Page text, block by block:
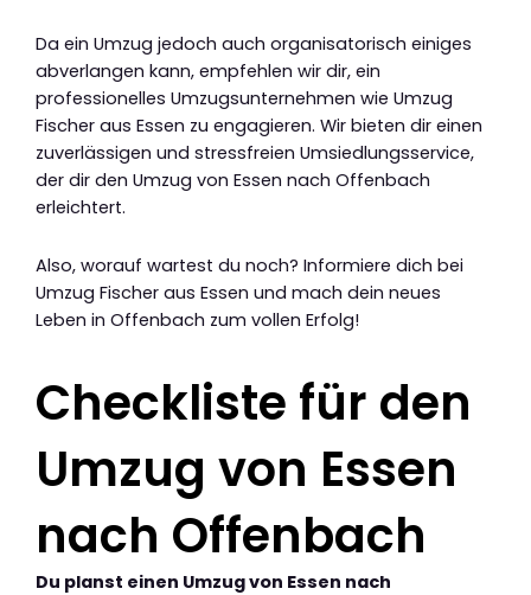
Da ein Umzug jedoch auch organisatorisch einiges
abverlangen kann, empfehlen wir dir, ein
professionelles Umzugsunternehmen wie Umzug
Fischer aus Essen zu engagieren. Wir bieten dir einen
zuverlässigen und stressfreien Umsiedlungsservice,
der dir den Umzug von Essen nach Offenbach
erleichtert.
Also, worauf wartest du noch? Informiere dich bei
Umzug Fischer aus Essen und mach dein neues
Leben in Offenbach zum vollen Erfolg!
Checkliste für den
Umzug von Essen
nach Offenbach
Du planst einen Umzug von Essen nach